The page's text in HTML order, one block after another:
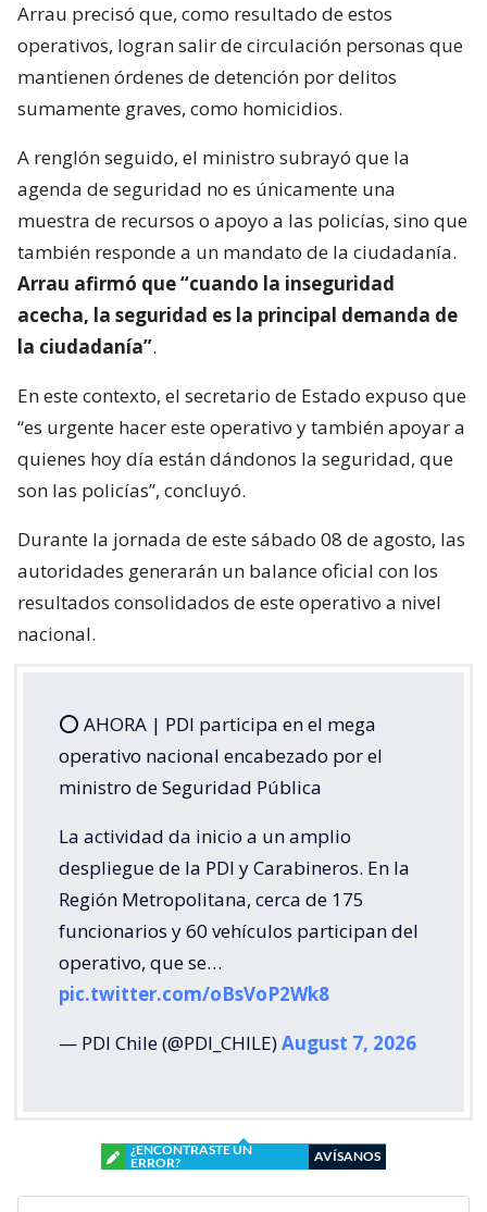
Arrau precisó que, como resultado de estos
operativos, logran salir de circulación personas que
mantienen órdenes de detención por delitos
sumamente graves, como homicidios.
A renglón seguido, el ministro subrayó que la
agenda de seguridad no es únicamente una
muestra de recursos o apoyo a las policías, sino que
también responde a un mandato de la ciudadanía.
Arrau afirmó que “cuando la inseguridad
acecha, la seguridad es la principal demanda de
la ciudadanía”.
En este contexto, el secretario de Estado expuso que
“es urgente hacer este operativo y también apoyar a
quienes hoy día están dándonos la seguridad, que
son las policías”, concluyó.
Durante la jornada de este sábado 08 de agosto, las
autoridades generarán un balance oficial con los
resultados consolidados de este operativo a nivel
nacional.
⭕️ AHORA | PDI participa en el mega
operativo nacional encabezado por el
ministro de Seguridad Pública
La actividad da inicio a un amplio
despliegue de la PDI y Carabineros. En la
Región Metropolitana, cerca de 175
funcionarios y 60 vehículos participan del
operativo, que se…
pic.twitter.com/oBsVoP2Wk8
— PDI Chile (@PDI_CHILE)August 7, 2026
¿ENCONTRASTE UN
ERROR?
AVÍSANOS